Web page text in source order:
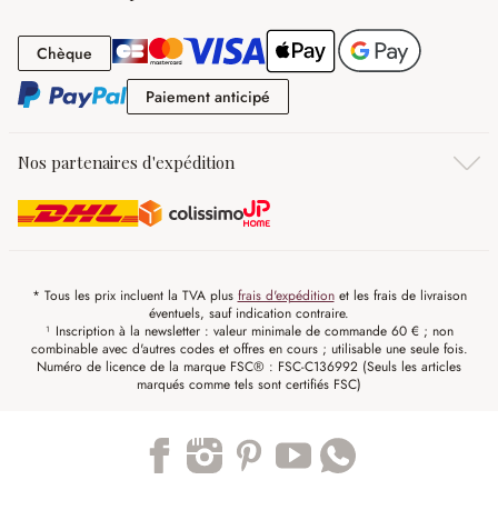
Chèque Chèque
Paiement anticipé
Nos partenaires d'expédition
* Tous les prix incluent la TVA plus frais d'expéditionet les frais de livraison
éventuels, sauf indication contraire.
¹ Inscription à la newsletter : valeur minimale de commande 60 € ; non
combinable avec d'autres codes et offres en cours ; utilisable une seule fois.
Numéro de licence de la marque FSC® : FSC-C136992 (Seuls les articles
marqués comme tels sont certifiés FSC)